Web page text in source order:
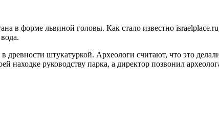
в форме львиной головы. Как стало известно
древности штукатуркой. Археологи считают, что это
находке руководству парка, а директор позвонил